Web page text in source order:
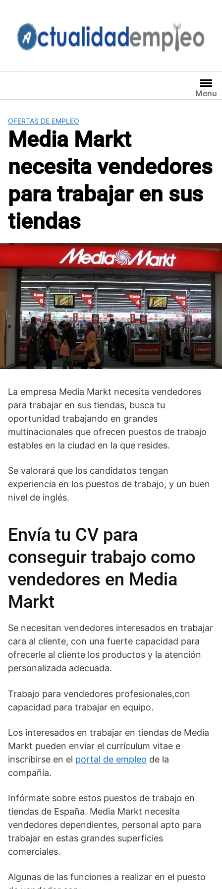
contenido
Menu
OFERTAS DE EMPLEO
Media Markt
necesita vendedores
para trabajar en sus
tiendas
La empresa Media Markt necesita vendedores
para trabajar en sus tiendas, busca tu
oportunidad trabajando en grandes
multinacionales que ofrecen puestos de trabajo
estables en la ciudad en la que resides.
Se valorará que los candidatos tengan
experiencia en los puestos de trabajo, y un buen
nivel de inglés.
Envía tu CV para
conseguir trabajo como
vendedores en Media
Markt
Se necesitan vendedores interesados en trabajar
cara al cliente, con una fuerte capacidad para
ofrecerle al cliente los productos y la atención
personalizada adecuada.
Trabajo para vendedores profesionales,con
capacidad para trabajar en equipo.
Los interesados en trabajar en tiendas de Media
Markt pueden enviar el currículum vitae e
inscribirse en el portal de empleo de la
compañía.
Infórmate sobre estos puestos de trabajo en
tiendas de España. Media Markt necesita
vendedores dependientes, personal apto para
trabajar en estas grandes superficies
comerciales.
Algunas de las funciones a realizar en el puesto